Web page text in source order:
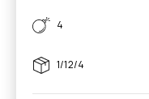
4
1/12/4